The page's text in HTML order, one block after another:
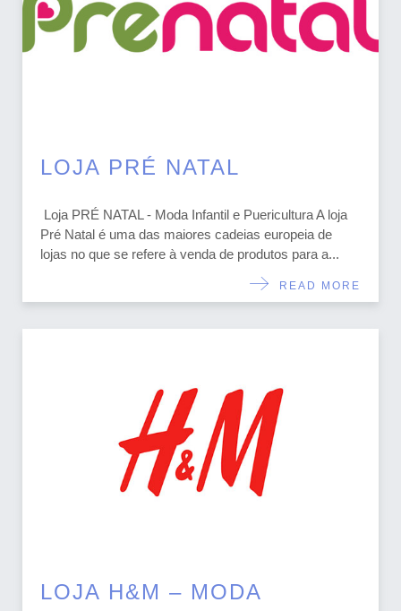
LOJA PRÉ NATAL
Loja PRÉ NATAL - Moda Infantil e Puericultura A loja
Pré Natal é uma das maiores cadeias europeia de
lojas no que se refere à venda de produtos para a...
READ MORE
LOJA H&M – MODA